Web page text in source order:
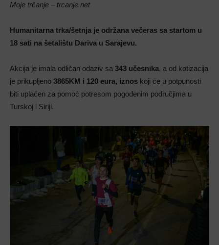
Moje trčanje – trcanje.net
Humanitarna trka/šetnja je održana večeras sa startom u
18 sati na šetalištu Dariva u Sarajevu.
Akcija je imala odličan odaziv sa 343 učesnika, a od kotizacija
je prikupljeno 3865KM i 120 eura, iznos koji će u potpunosti
biti uplaćen za pomoć potresom pogođenim područjima u
Turskoj i Siriji.